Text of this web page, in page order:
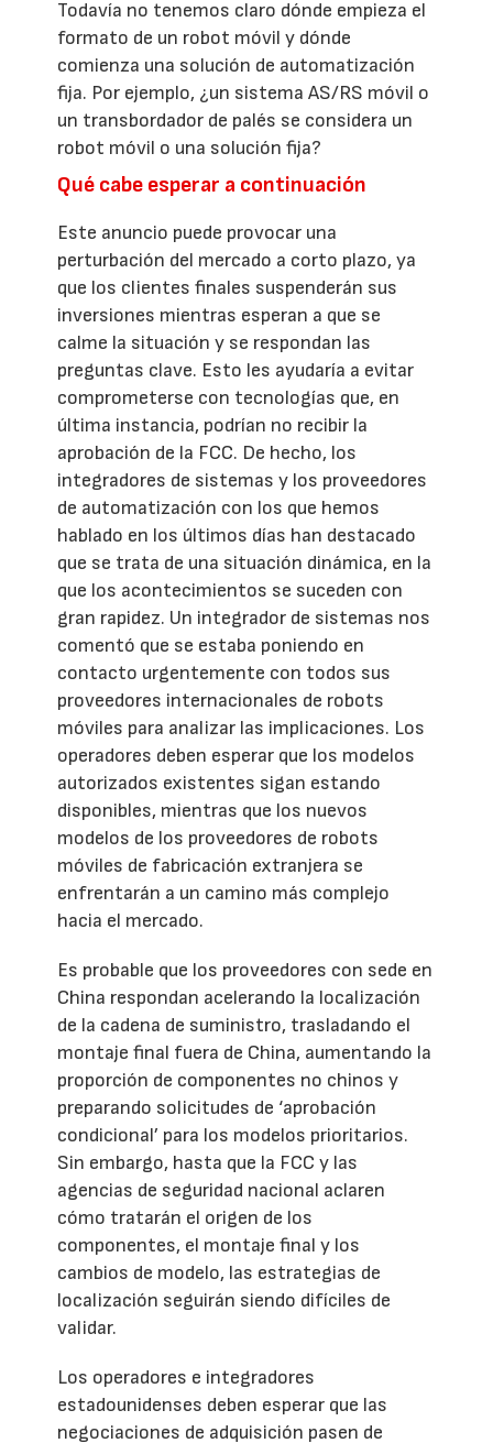
Todavía no tenemos claro dónde empieza el
formato de un robot móvil y dónde
comienza una solución de automatización
fija. Por ejemplo, ¿un sistema AS/RS móvil o
un transbordador de palés se considera un
robot móvil o una solución fija?
Qué cabe esperar a continuación
Este anuncio puede provocar una
perturbación del mercado a corto plazo, ya
que los clientes finales suspenderán sus
inversiones mientras esperan a que se
calme la situación y se respondan las
preguntas clave. Esto les ayudaría a evitar
comprometerse con tecnologías que, en
última instancia, podrían no recibir la
aprobación de la FCC. De hecho, los
integradores de sistemas y los proveedores
de automatización con los que hemos
hablado en los últimos días han destacado
que se trata de una situación dinámica, en la
que los acontecimientos se suceden con
gran rapidez. Un integrador de sistemas nos
comentó que se estaba poniendo en
contacto urgentemente con todos sus
proveedores internacionales de robots
móviles para analizar las implicaciones. Los
operadores deben esperar que los modelos
autorizados existentes sigan estando
disponibles, mientras que los nuevos
modelos de los proveedores de robots
móviles de fabricación extranjera se
enfrentarán a un camino más complejo
hacia el mercado.
Es probable que los proveedores con sede en
China respondan acelerando la localización
de la cadena de suministro, trasladando el
montaje final fuera de China, aumentando la
proporción de componentes no chinos y
preparando solicitudes de ‘aprobación
condicional’ para los modelos prioritarios.
Sin embargo, hasta que la FCC y las
agencias de seguridad nacional aclaren
cómo tratarán el origen de los
componentes, el montaje final y los
cambios de modelo, las estrategias de
localización seguirán siendo difíciles de
validar.
Los operadores e integradores
estadounidenses deben esperar que las
negociaciones de adquisición pasen de